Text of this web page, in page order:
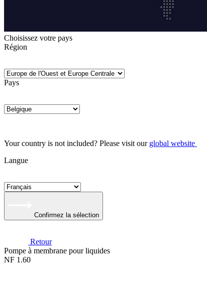
Choisissez votre pays
Région
Pays
Your country is not included? Please visit our global website
Langue
Confirmez la sélection
Retour
Pompe à membrane pour liquides
NF 1.60